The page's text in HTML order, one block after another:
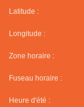
Latitude :
Longitude :
Zone horaire :
Fuseau horaire :
Heure d'été :